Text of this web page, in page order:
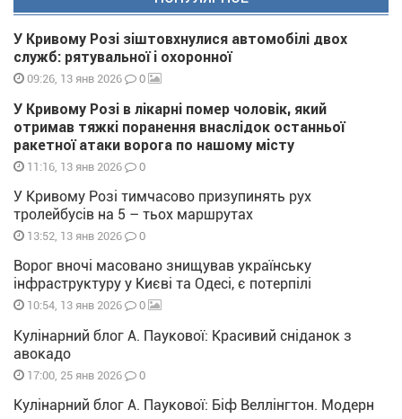
У Кривому Розі зіштовхнулися автомобілі двох
служб: рятувальної і охоронної
09:26, 13 янв 2026 0
У Кривому Розі в лікарні помер чоловік, який
отримав тяжкі поранення внаслідок останньої
ракетної атаки ворога по нашому місту
11:16, 13 янв 2026 0
У Кривому Розі тимчасово призупинять рух
тролейбусів на 5 – тьох маршрутах
13:52, 13 янв 2026 0
Ворог вночі масовано знищував українську
інфраструктуру у Києві та Одесі, є потерпілі
10:54, 13 янв 2026 0
Кулінарний блог А. Паукової: Красивий сніданок з
авокадо
17:00, 25 янв 2026 0
Кулінарний блог А. Паукової: Біф Веллінгтон. Модерн